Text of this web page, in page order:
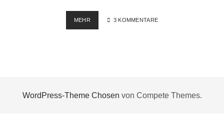
MEHRHEUTE
ERSCHIENEN
3 KOMMENTARE
WordPress-Theme Chosen von Compete Themes.